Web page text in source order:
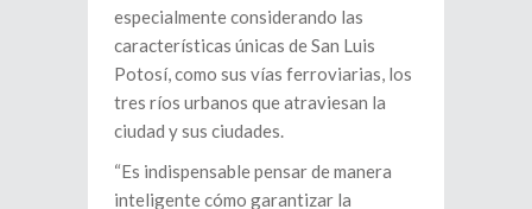
especialmente considerando las
características únicas de San Luis
Potosí, como sus vías ferroviarias, los
tres ríos urbanos que atraviesan la
ciudad y sus ciudades.
“Es indispensable pensar de manera
inteligente cómo garantizar la